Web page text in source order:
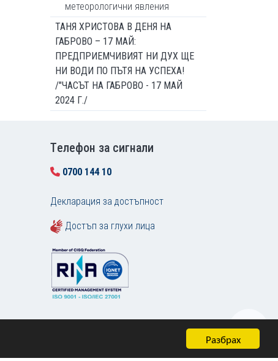
Разбрах
метеорологични явления
ТАНЯ ХРИСТОВА В ДЕНЯ НА
ГАБРОВО – 17 МАЙ:
ПРЕДПРИЕМЧИВИЯТ НИ ДУХ ЩЕ
НИ ВОДИ ПО ПЪТЯ НА УСПЕХА!
/"ЧАСЪТ НА ГАБРОВО - 17 МАЙ
2024 Г./
Tелефон за сигнали
0700 144 10
Декларация за достъпност
Достъп за глухи лица